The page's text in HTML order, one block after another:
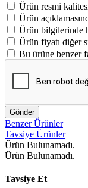
Ürün resmi
Ürün
Ürün bilgilerinde
Ürün fiyatı diğer
Bu ürüne benzer
Gönder
Benzer Ürünler
Tavsiye Ürünler
Ürün Bulunamadı.
Ürün Bulunamadı.
Tavsiye Et